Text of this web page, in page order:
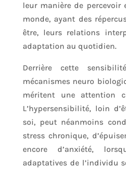
leur manière de percevoir
monde, ayant des
être, leurs relations
adaptation au quotidien.
Derrière cette
mécanismes neuro
méritent une attention
L’hypersensibilité, loin
soi, peut néanmoins
stress chronique,
encore d’anxiété,
adaptatives de l’individu